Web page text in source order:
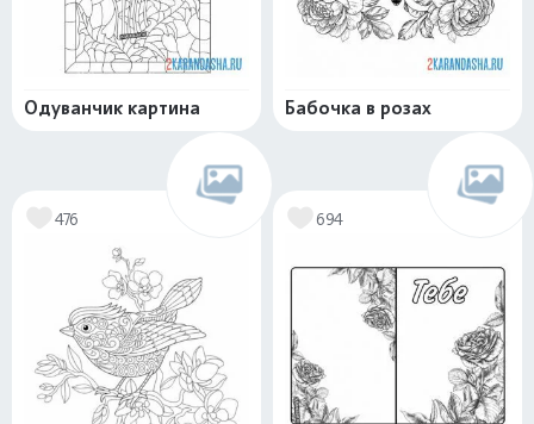
Одуванчик картина Бабочка в розах
476 694